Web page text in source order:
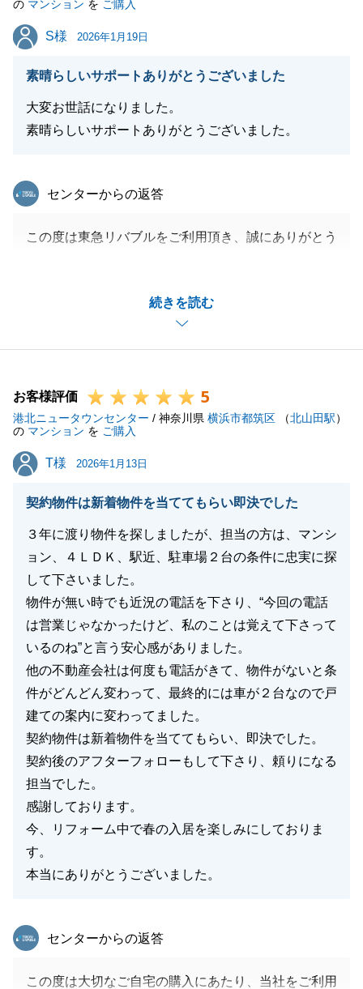
の マンション を ご購入
S様
S様 2026年1月19日
素晴らしいサポートありがとうございました
大変お世話になりました。
素晴らしいサポートありがとうございました。
続きを読む
東急リバブル
センターからの返答
この度は東急リバブルをご利用頂き、誠にありがとう
新居でも素敵な新生活をお送り下さいませ。
今後ともよろしくお願いいたします。
閉じる
お客様評価 5
港北ニュータウンセンター / 神奈川県 横浜市都筑区 （北山田駅）
の マンション を ご購入
T様
T様 2026年1月13日
契約物件は新着物件を当ててもらい即決でした
３年に渡り物件を探しましたが、担当の方は、マンシ
ョン、４ＬＤＫ、駅近、駐車場２台の条件に忠実に探
して下さいました。
物件が無い時でも近況の電話を下さり、“今回の電話
は営業じゃなかったけど、私のことは覚えて下さって
いるのね”と言う安心感がありました。
他の不動産会社は何度も電話がきて、物件がないと条
件がどんどん変わって、最終的には車が２台なので戸
建ての案内に変わってました。
契約物件は新着物件を当ててもらい、即決でした。
契約後のアフターフォローもして下さり、頼りになる
担当でした。
感謝しております。
今、リフォーム中で春の入居を楽しみにしておりま
す。
本当にありがとうございました。
東急リバブル
センターからの返答
この度は大切なご自宅の購入にあたり、当社をご利用